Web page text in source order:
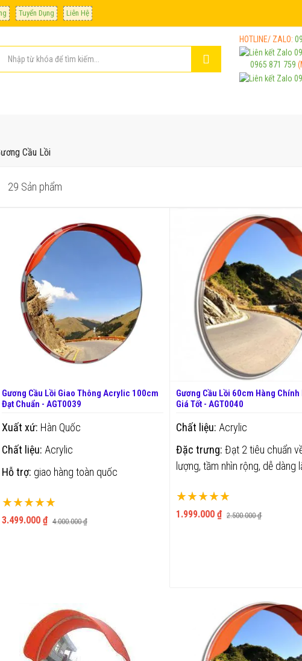
Tuyển Dụng Liên Hệ
HOTLINE/ ZALO:
0965 871 759
Cầu Lồi
29 Sản phẩm
Gương Cầu Lồi Giao Thông Acrylic 100cm
Đạt Chuẩn - AGT0039
Xếp hạng:
100%
3.499.000 ₫ 4.000.000 ₫
Xuất xứ: Hàn Quốc
Chất liệu: Acrylic
Hỗ trợ: giao hàng toàn quốc
Gương Cầu Lồi 60cm Hàng Chính
Giá Tốt - AGT0040
Xếp hạng:
100%
1.999.000 ₫ 2.500.000 ₫
Chất liệu: Acrylic
Đặc trưng: Đạt 2 tiêu chuẩn
lượng, tầm nhìn rộng, dễ dàng